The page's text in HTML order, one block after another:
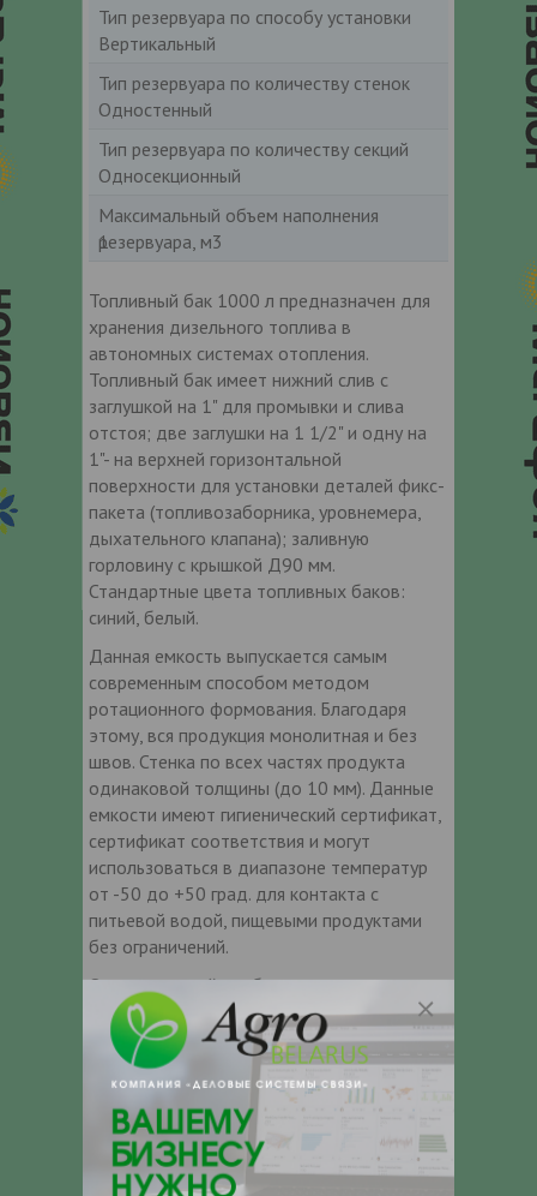
Тип резервуара по способу установки
Вертикальный
Тип резервуара по количеству стенок
Одностенный
Тип резервуара по количеству секций
Односекционный
Максимальный объем наполнения
резервуара, м3
1
Топливный бак 1000 л предназначен для
хранения дизельного топлива в
автономных системах отопления.
Топливный бак имеет нижний слив с
заглушкой на 1" для промывки и слива
отстоя; две заглушки на 1 1/2" и одну на
1"- на верхней горизонтальной
поверхности для установки деталей фикс-
пакета (топливозаборника, уровнемера,
дыхательного клапана); заливную
горловину с крышкой Д90 мм.
Стандартные цвета топливных баков:
синий, белый.
Данная емкость выпускается самым
современным способом методом
ротационного формования. Благодаря
этому, вся продукция монолитная и без
швов. Стенка по всех частях продукта
одинаковой толщины (до 10 мм). Данные
емкости имеют гигиенический сертификат,
сертификат соответствия и могут
использоваться в диапазоне температур
от -50 до +50 град. для контакта с
питьевой водой, пищевыми продуктами
без ограничений.
Отличительной особенностью всех
емкостей является то, что они не
растрескиваются в зимнее время при
замерзании в них воды. В производстве
используются только высококачественное
сырье от известных мировых
производителей. Пластиковые баки могут
длительное время эксплуатироваться на